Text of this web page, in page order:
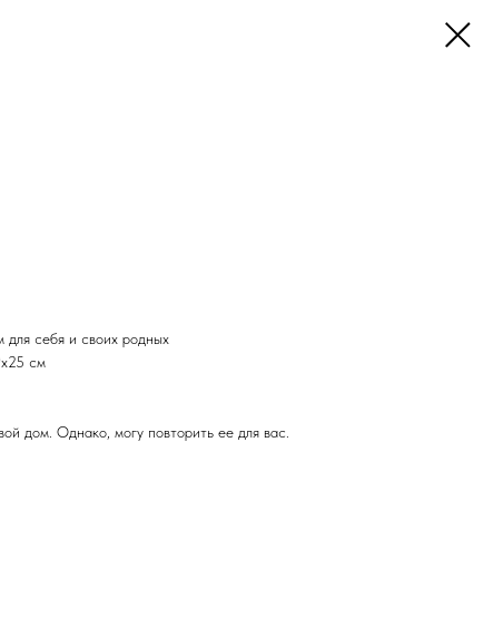
для себя и своих родных
см
дом. Однако, могу повторить ее для вас.